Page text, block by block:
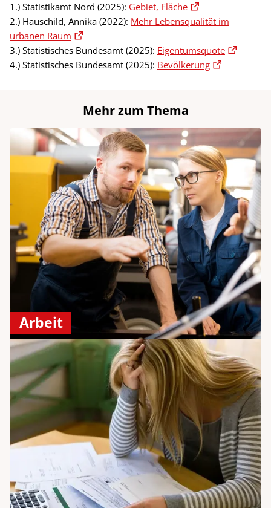
1.) Statistikamt Nord (2025): Gebiet, Fläche
2.) Hauschild, Annika (2022): Mehr Lebensqualität im
urbanen Raum
3.) Statistisches Bundesamt (2025): Eigentumsquote
4.) Statistisches Bundesamt (2025): Bevölkerung
Mehr zum Thema
Arbeit